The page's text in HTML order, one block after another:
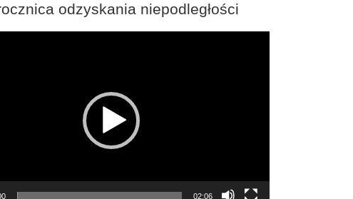
odzyskania niepodległości
02:06